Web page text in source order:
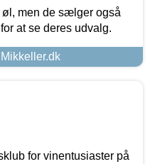
øl, men de sælger også
at se deres udvalg.
for vinentusiaster på